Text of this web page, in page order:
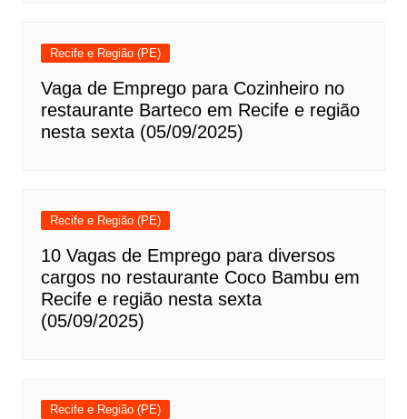
Recife e Região (PE)
Vaga de Emprego para Cozinheiro no
restaurante Barteco em Recife e região
nesta sexta (05/09/2025)
Recife e Região (PE)
10 Vagas de Emprego para diversos
cargos no restaurante Coco Bambu em
Recife e região nesta sexta
(05/09/2025)
Recife e Região (PE)